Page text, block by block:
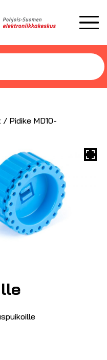
/ Pidike MD10-